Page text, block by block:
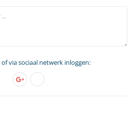
of via sociaal netwerk inloggen: